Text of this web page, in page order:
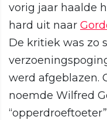
vorig jaar haalde
hard uit naar
De kritiek was zo
werd afgeblazen.
noemde Wilfred